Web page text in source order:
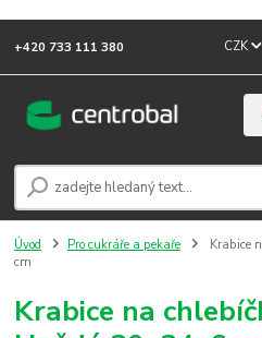
CZK
+420 733 111 380
Úvod Pro cukráře a pekaře
Krabice
cm
Krabice na